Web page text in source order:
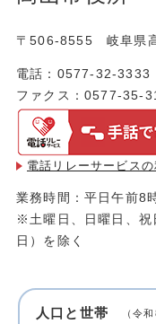
〒506-8555 岐阜県
電話：0577-32-
ファクス：0577-35-
電話リレーサービス
業務時間：平日午前8
※土曜日、日曜日、祝
日）を除く
人口と世帯 （令